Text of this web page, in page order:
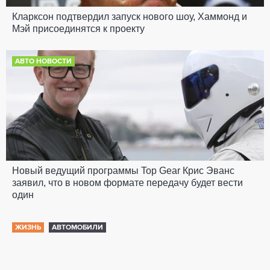
Кларксон подтвердил запуск нового шоу, Хаммонд и
Мэй присоединятся к проекту
АВТО НОВОСТИ
Новый ведущий программы Top Gear Крис Эванс
заявил, что в новом формате передачу будет вести
один
ЖИЗНЬ АВТОМОБИЛИ